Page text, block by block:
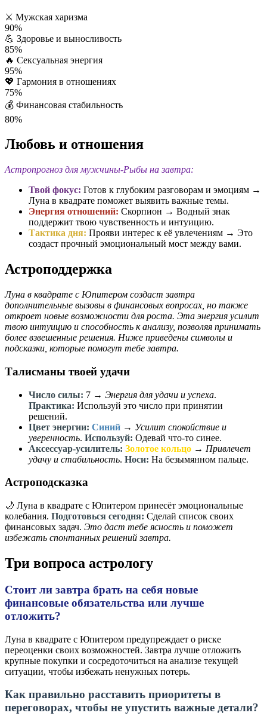
⚔️ Мужская харизма
90%
💪 Здоровье и выносливость
85%
🔥 Сексуальная энергия
95%
💖 Гармония в отношениях
75%
💰 Финансовая стабильность
80%
Любовь и отношения
Астропрогноз для мужчины-Рыбы на завтра:
Твой фокус: Готов к глубоким разговорам и эмоциям →
Луна в квадрате поможет выявить важные темы.
Энергия отношений: Скорпион → Водный знак
поддержит твою чувственность и интуицию.
Тактика дня: Прояви интерес к её увлечениям → Это
создаст прочный эмоциональный мост между вами.
Астроподдержка
Луна в квадрате с Юпитером создаст завтра
дополнительные вызовы в финансовых вопросах, но также
откроет новые возможности для роста. Эта энергия усилит
твою интуицию и способность к анализу, позволяя принимать
более взвешенные решения. Ниже приведены символы и
подсказки, которые помогут тебе завтра.
Талисманы твоей удачи
Число силы: 7 → Энергия для удачи и успеха.
Практика: Используй это число при принятии
решений.
Цвет энергии: Синий → Усилит спокойствие и
уверенность. Используй: Одевай что-то синее.
Аксессуар-усилитель: Золотое кольцо → Привлечет
удачу и стабильность. Носи: На безымянном пальце.
Астроподсказка
🌙 Луна в квадрате с Юпитером принесёт эмоциональные
колебания. Подготовься сегодня: Сделай список своих
финансовых задач. Это даст тебе ясность и поможет
избежать спонтанных решений завтра.
Три вопроса астрологу
Стоит ли завтра брать на себя новые
финансовые обязательства или лучше
отложить?
Луна в квадрате с Юпитером предупреждает о риске
переоценки своих возможностей. Завтра лучше отложить
крупные покупки и сосредоточиться на анализе текущей
ситуации, чтобы избежать ненужных потерь.
Как правильно расставить приоритеты в
переговорах, чтобы не упустить важные детали?